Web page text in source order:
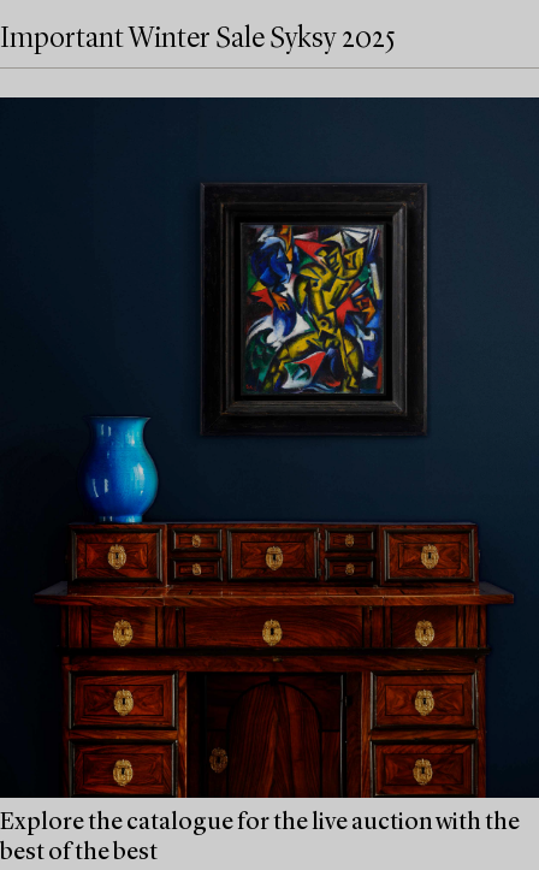
Important Winter Sale Syksy 2025
Explore the catalogue for the live auction with the
best of the best